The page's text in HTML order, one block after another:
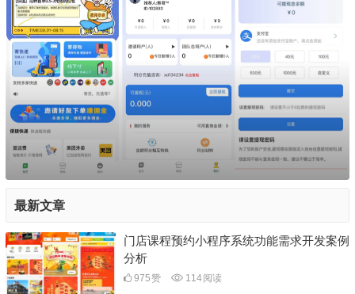
最新文章
门店课程预约小程序系统功能需求开发案例
分析
975赞 114阅读